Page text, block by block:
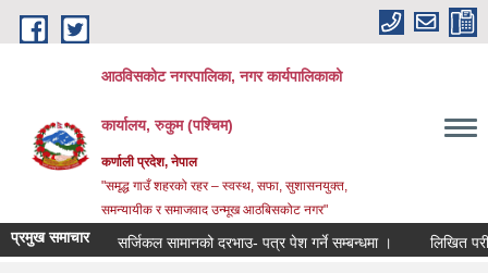
Skip to main content
आठविसकोट नगरपालिका, नगर कार्यपालिकाको
कार्यालय, रुकुम (पश्चिम)
कर्णाली प्रदेश, नेपाल
"समृद्ध गाउँ शहरको रहर – स्वस्थ, सफा, सुशासनयुक्त,
समन्यायीक र समाजवाद उन्मूख आठबिसकोट नगर"
प्रमुख समाचारसर्जिकल सामानको दरभाउ- पत्र पेश गर्ने सम्बन्धमा । लिखित परीक्षाको